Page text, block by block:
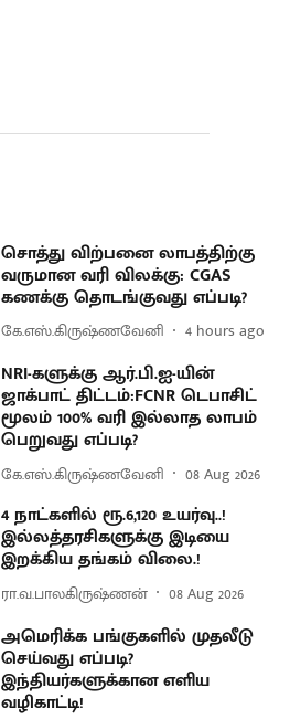
சொத்து விற்பனை லாபத்திற்கு
வருமான வரி விலக்கு: CGAS
கணக்கு தொடங்குவது எப்படி?
கே.எஸ்.கிருஷ்ணவேனி 4 hours ago
NRI-களுக்கு ஆர்.பி.ஐ-யின்
ஜாக்பாட் திட்டம்:FCNR டெபாசிட்
மூலம் 100% வரி இல்லாத லாபம்
பெறுவது எப்படி?
கே.எஸ்.கிருஷ்ணவேனி 08 Aug 2026
4 நாட்களில் ரூ.6,120 உயர்வு..!
இல்லத்தரசிகளுக்கு இடியை
இறக்கிய தங்கம் விலை.!
ரா.வ.பாலகிருஷ்ணன் 08 Aug 2026
அமெரிக்க பங்குகளில் முதலீடு
செய்வது எப்படி?
இந்தியர்களுக்கான எளிய
வழிகாட்டி!